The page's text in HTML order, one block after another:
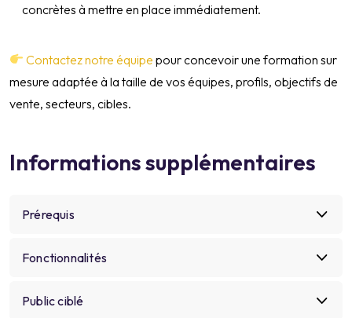
concrètes à mettre en place immédiatement.
Contactez notre équipe pour concevoir une formation sur
mesure adaptée à la taille de vos équipes, profils, objectifs de
vente, secteurs, cibles.
Informations supplémentaires
Prérequis
Aucun prérequis technique
Avoir un compte LinkedIn
Fonctionnalités
Optimisation de profil
Public ciblé